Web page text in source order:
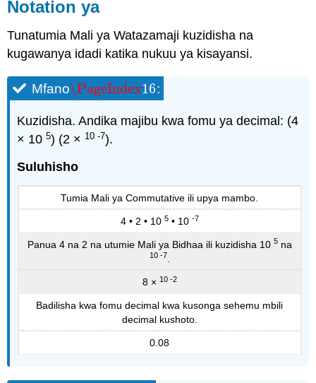
Notation ya
Tunatumia Mali ya Watazamaji kuzidisha na
kugawanya idadi katika nukuu ya kisayansi.
Mfano\PageIndex16
\PageIndex16:
Kuzidisha. Andika majibu kwa fomu ya decimal: (4
× 105) (2 × 10 -7).
Suluhisho
Tumia Mali ya Commutative ili upya mambo.
4 • 2 • 10 5• 10 -7
Panua 4 na 2 na utumie Mali ya Bidhaa ili kuzidisha 10 5na
10 -7
8 × 10 -2
Badilisha kwa fomu decimal kwa kusonga sehemu mbili
decimal kushoto.
0.08